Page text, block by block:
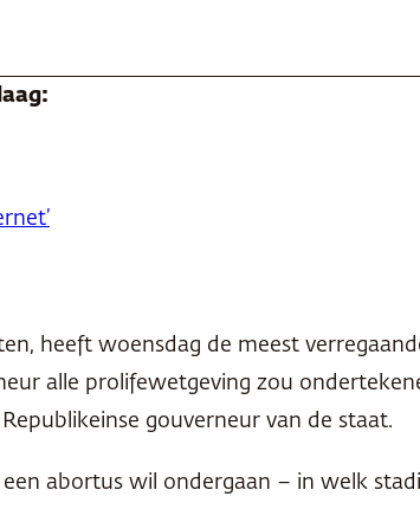
heeft woensdag de meest
alle prolifewetgeving zou
gouverneur van de staat.
abortus wil ondergaan – in welk